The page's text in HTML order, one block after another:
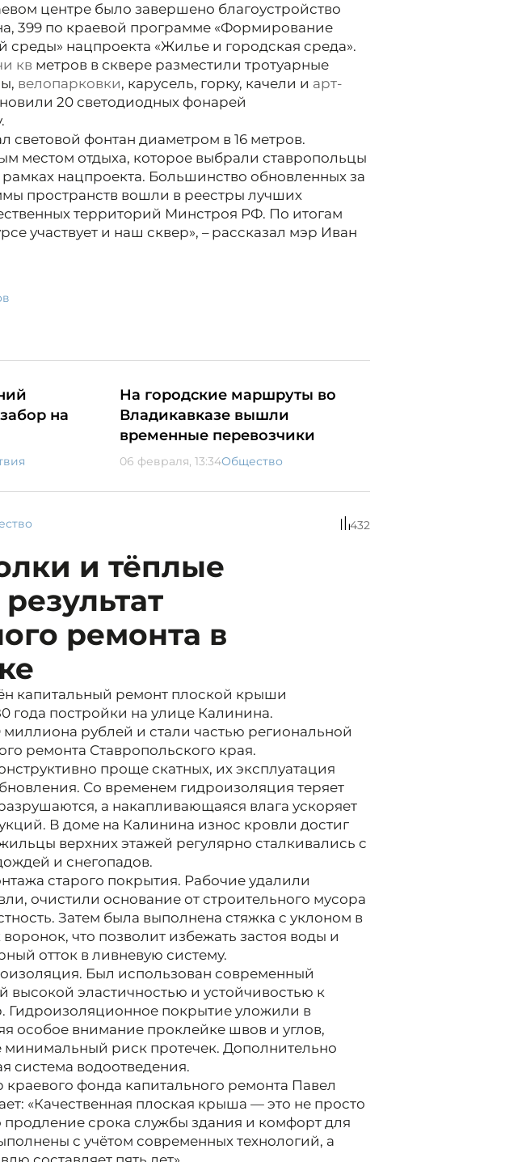
центре было завершено благоустройство
399 по краевой программе «Формирование
среды» нацпроекта «Жилье и городская среда».
кв метров в сквере разместили тротуарные
велопарковки, карусель, горку, качели и арт-
20 светодиодных фонарей
световой фонтан диаметром в 16 метров.
местом отдыха, которое выбрали ставропольцы
рамках нацпроекта. Большинство обновленных за
пространств вошли в реестры лучших
территорий Минстроя РФ. По итогам
участвует и наш сквер», – рассказал мэр Иван
на
На городские маршруты во
Владикавказе вышли
временные перевозчики
06 февраля, 13:34Общество
432
и тёплые
ремонта в
капитальный ремонт плоской крыши
года постройки на улице Калинина.
рублей и стали частью региональной
ремонта Ставропольского края.
проще скатных, их эксплуатация
Со временем гидроизоляция теряет
а накапливающаяся влага ускоряет
В доме на Калинина износ кровли достиг
верхних этажей регулярно сталкивались с
и снегопадов.
старого покрытия. Рабочие удалили
очистили основание от строительного мусора
Затем была выполнена стяжка с уклоном в
что позволит избежать застоя воды и
отток в ливневую систему.
Был использован современный
эластичностью и устойчивостью к
Гидроизоляционное покрытие уложили в
особое внимание проклейке швов и углов,
риск протечек. Дополнительно
система водоотведения.
фонда капитального ремонта Павел
«Качественная плоская крыша — это не просто
продление срока службы здания и комфорт для
с учётом современных технологий, а